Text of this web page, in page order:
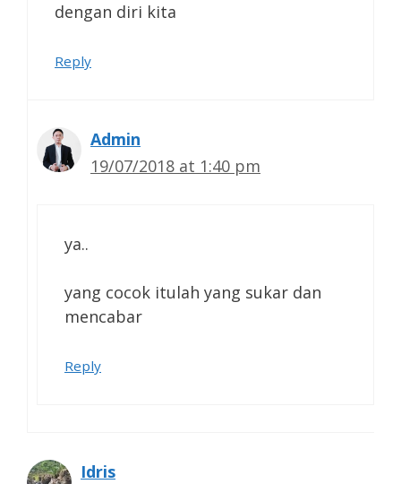
dengan diri kita
Reply
Admin
19/07/2018 at 1:40 pm
ya..
yang cocok itulah yang sukar dan
mencabar
Reply
Idris